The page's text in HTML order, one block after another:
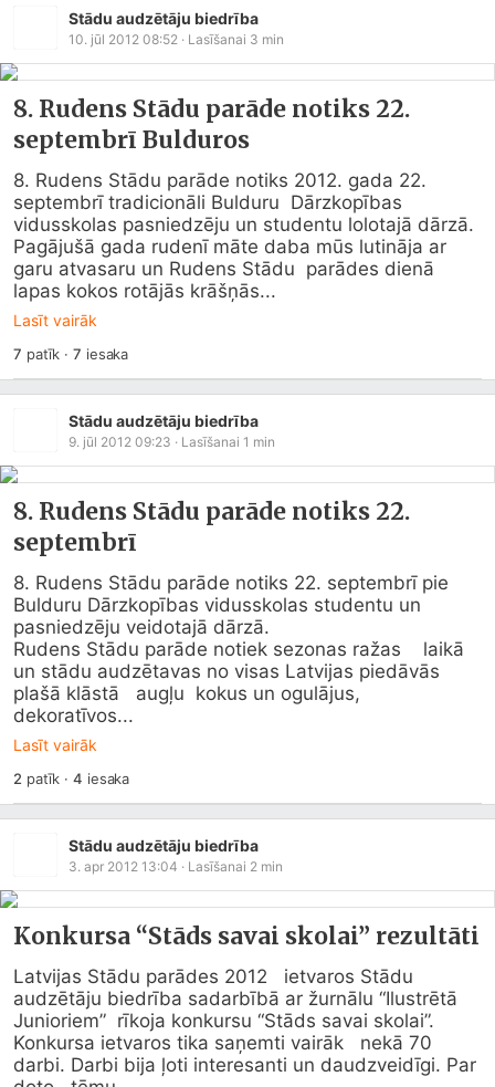
Stādu audzētāju biedrība
10. jūl 2012 08:52 · Lasīšanai 3 min
8. Rudens Stādu parāde notiks 22.
septembrī Bulduros
8. Rudens Stādu parāde notiks 2012. gada 22.
septembrī tradicionāli Bulduru  Dārzkopības
vidusskolas pasniedzēju un studentu lolotajā dārzā.
Pagājušā gada rudenī māte daba mūs lutināja ar
garu atvasaru un Rudens Stādu  parādes dienā
lapas kokos rotājās krāšņās...
Lasīt vairāk
7 patīk ·7 iesaka
Stādu audzētāju biedrība
9. jūl 2012 09:23 · Lasīšanai 1 min
8. Rudens Stādu parāde notiks 22.
septembrī
8. Rudens Stādu parāde notiks 22. septembrī pie
Bulduru Dārzkopības vidusskolas studentu un
pasniedzēju veidotajā dārzā.
Rudens Stādu parāde notiek sezonas ražas    laikā
un stādu audzētavas no visas Latvijas piedāvās
plašā klāstā   augļu  kokus un ogulājus,
dekoratīvos...
Lasīt vairāk
2 patīk ·4 iesaka
Stādu audzētāju biedrība
3. apr 2012 13:04 · Lasīšanai 2 min
Konkursa “Stāds savai skolai” rezultāti
Latvijas Stādu parādes 2012   ietvaros Stādu
audzētāju biedrība sadarbībā ar žurnālu “Ilustrētā
Junioriem”  rīkoja konkursu “Stāds savai skolai”.
Konkursa ietvaros tika saņemti vairāk   nekā 70
darbi. Darbi bija ļoti interesanti un daudzveidīgi. Par